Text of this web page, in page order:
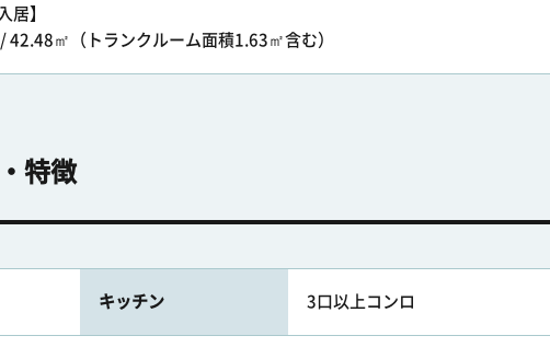
居】
42.48㎡（トランクルーム面積1.63㎡含む）
特徴
キッチン 3口以上コンロ